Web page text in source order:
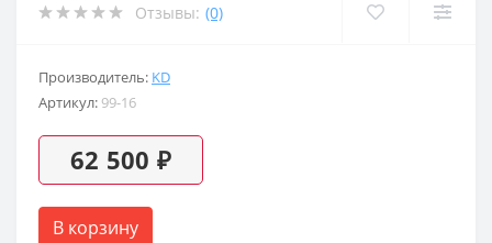
Отзывы: (0)
Производитель: KD
Артикул: 99-16
62 500 ₽
В корзину